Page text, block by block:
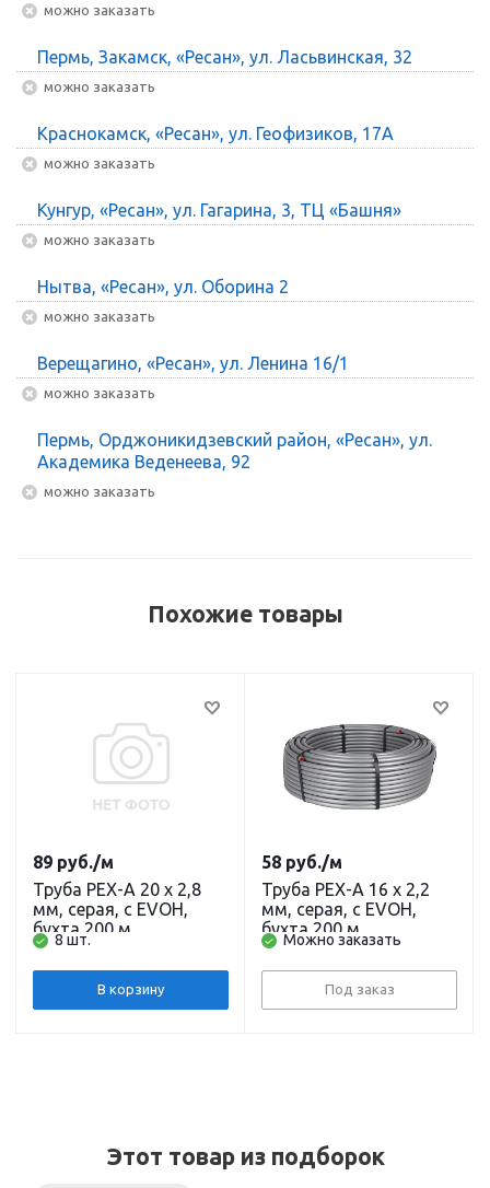
Можно заказать
Пермь, Закамск, «Ресан», ул. Ласьвинская, 32
Можно заказать
Краснокамск, «Ресан», ул. Геофизиков, 17А
Можно заказать
Кунгур, «Ресан», ул. Гагарина, 3, ТЦ «Башня»
Можно заказать
Нытва, «Ресан», ул. Оборина 2
Можно заказать
Верещагино, «Ресан», ул. Ленина 16/1
Можно заказать
Пермь, Орджоникидзевский район, «Ресан», ул.
Академика Веденеева, 92
Можно заказать
Похожие товары
Труба PEX-A 20 x 2,8
мм, серая, с EVOH,
бухта 200 м
8 шт.
89 руб./м
В корзину
Труба PEX-A 16 x 2,2
мм, серая, с EVOH,
бухта 200 м
Можно заказать
58 руб./м
Под заказ
Этот товар из подборок